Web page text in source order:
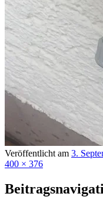
Veröffentlicht am 3.
400 × 376